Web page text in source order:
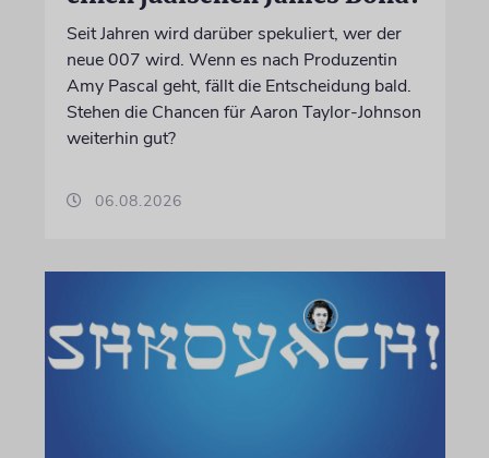
Seit Jahren wird darüber spekuliert, wer der
neue 007 wird. Wenn es nach Produzentin
Amy Pascal geht, fällt die Entscheidung bald.
Stehen die Chancen für Aaron Taylor-Johnson
weiterhin gut?
06.08.2026